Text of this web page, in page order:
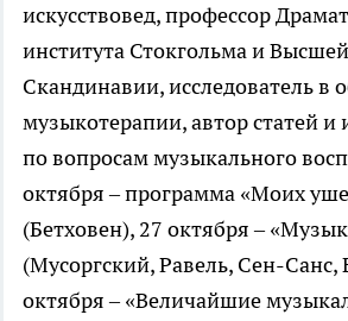
искусствовед, профессор
института Стокгольма и
Скандинавии, исследователь в
музыкотерапии, автор статей и
по вопросам музыкального
октября – программа «Моих
(Бетховен), 27 октября –
(Мусоргский, Равель, Сен-Санс,
октября – «Величайшие